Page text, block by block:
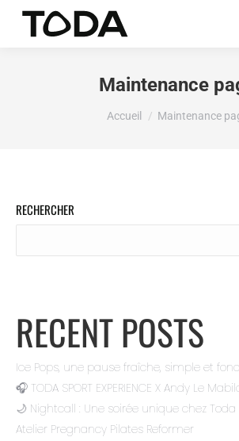
Maintenance
Vous êtes ici :
Accueil Maintenance
RECHERCHER
RECENT POSTS
Ice Pops, une pause fraîche, simple et
🎧 TODA SPORT EXPERIENCE X Andy Le
🌙 Nightcall : Une soirée unique chez Toda
Atelier Pregnancy Pilates Reformer